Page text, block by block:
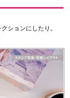
ションにしたり。